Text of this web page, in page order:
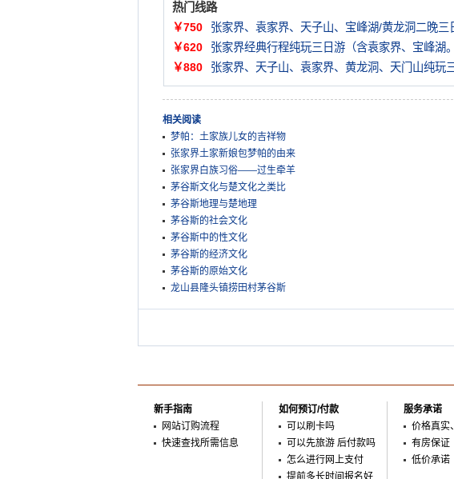
热门线路
￥750
张家界、袁家界、天子山、宝峰湖/黄龙洞二晚三
￥620
张家界经典行程纯玩三日游（含袁家界、宝峰湖
￥880
张家界、天子山、袁家界、黄龙洞、天门山纯玩
相关阅读
梦帕：土家族儿女的吉祥物
张家界土家新娘包梦帕的由来
张家界白族习俗——过生牵羊
茅谷斯文化与楚文化之类比
茅谷斯地理与楚地理
茅谷斯的社会文化
茅谷斯中的性文化
茅谷斯的经济文化
茅谷斯的原始文化
龙山县隆头镇捞田村茅谷斯
新手指南
网站订购流程
快速查找所需信息
如何预订/付款
可以刷卡吗
可以先旅游 后付款吗
怎么进行网上支付
提前多长时间报名好
服务承诺
价格真实
有房保证
低价承诺